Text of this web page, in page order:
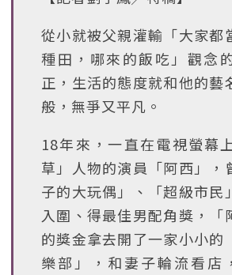
從小就被父親灌輸「大家都
種田，哪來的飯吃」觀念
正，生活的態度就和他的藝
般，無爭又平凡。
18年來，一直在電視螢幕
草」人物的演員「阿西」，
子的大玩偶」、「超級市民
入圍、得最佳男配角獎，「
的獎金拿去開了一家小小的
樂部」，和妻子輪流看店